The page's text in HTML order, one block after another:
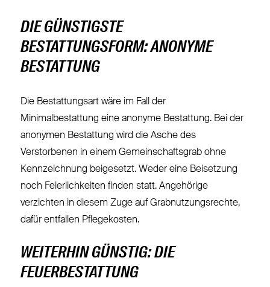
DIE GÜNSTIGSTE
BESTATTUNGSFORM: ANONYME
BESTATTUNG
Die Bestattungsart wäre im Fall der
Minimalbestattung eine anonyme Bestattung. Bei der
anonymen Bestattung wird die Asche des
Verstorbenen in einem Gemeinschaftsgrab ohne
Kennzeichnung beigesetzt. Weder eine Beisetzung
noch Feierlichkeiten finden statt. Angehörige
verzichten in diesem Zuge auf Grabnutzungsrechte,
dafür entfallen Pflegekosten.
WEITERHIN GÜNSTIG: DIE
FEUERBESTATTUNG